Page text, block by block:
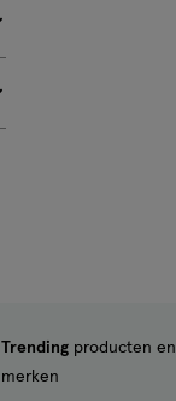
Trending producten en
merken